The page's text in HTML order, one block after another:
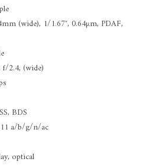
(wide), 1/1.67″, 0.64µm, PDAF,
2.4, (wide)
BDS
a/b/g/n/ac
optical